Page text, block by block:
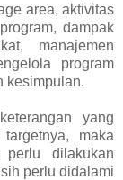
area, aktivitas
dampak
manajemen
program
kesimpulan.
yang
maka
dilakukan
perlu didalami